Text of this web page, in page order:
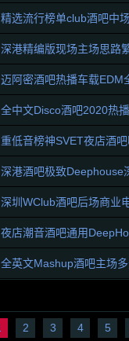
精选流行榜单club酒吧中
全中文Disco酒吧2020热
深港酒吧极致Deephouse
深圳WClub酒吧后场商业
全英文Mashup酒吧主场
2 3 4 5